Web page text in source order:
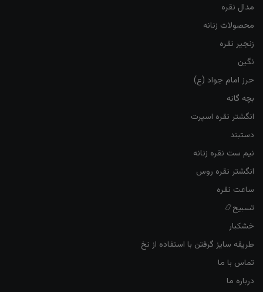
مدال نقره
محصولات زنانه
زنجیر نقره
نگین
حرز امام جواد (ع)
بچه گانه
انگشتر نقره اسپرت
دستبند
نیم ست نقره زنانه
انگشتر نقره روس
ساعت نقره
تسبیح📿
خشکبار
طریقه سایز گرفتن با استفاده از نخ
تماس با ما
درباره ما